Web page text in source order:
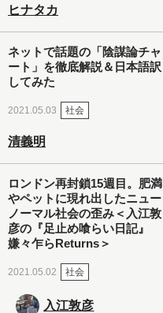
ヒナタカ
ネットで話題の「陰謀論チャ
ート」を徹底解説＆日本語訳
してみた
2021.05.03 社会
清義明
ロンドン再封鎖15週目。肥満
やペットに現れ出したニュー
ノーマル社会の歪み＜入江敦
彦の『足止め喰らい日記』
嫌々乍らReturns＞
2021.05.02 社会
入江敦彦